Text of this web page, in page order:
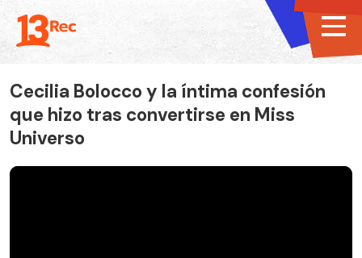
Cecilia Bolocco y la íntima confesión
que hizo tras convertirse en Miss
Universo